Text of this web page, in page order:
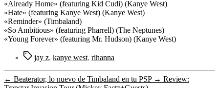
«Already Home» (featuring Kid Cudi) (Kanye West)
«Hate» (featuring Kanye West) (Kanye West)
«Reminder» (Timbaland)
«So Ambitious» (featuring Pharrell) (The Neptunes)
«Young Forever» (featuring Mr. Hudson) (Kanye West)
Etiquetas
jay z, kanye west, rihanna
← Beaterator, lo nuevo de Timbaland en tu PSP → Review: